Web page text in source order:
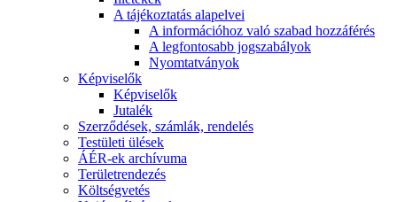
A tájékoztatás alapelvei
A információhoz való szabad hozzáférés
A legfontosabb jogszabályok
Nyomtatványok
Képviselők
Képviselők
Jutalék
Szerződések, számlák, rendelés
Testületi ülések
ÁÉR-ek archívuma
Területrendezés
Költségvetés